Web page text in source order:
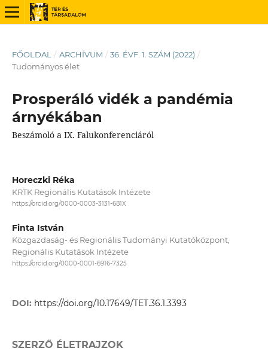
FŐOLDAL / ARCHÍVUM / 36. ÉVF. 1. SZÁM (2022) /
Tudományos élet
Prosperáló vidék a pandémia
árnyékában
Beszámoló a IX. Falukonferenciáról
Horeczki Réka
KRTK Regionális Kutatások Intézete
https://orcid.org/0000-0003-3131-681X
Finta István
Közgazdaság- és Regionális Tudományi Kutatóközpont,
Regionális Kutatások Intézete
https://orcid.org/0000-0001-6916-7325
DOI: https://doi.org/10.17649/TET.36.1.3393
SZERZŐ ÉLETRAJZOK